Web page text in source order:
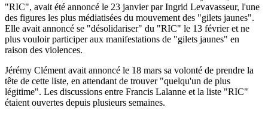
"RIC", avait été annoncé le 23 janvier par Ingrid Levavasseur, l'une
des figures les plus médiatisées du mouvement des "gilets jaunes".
Elle avait annoncé se "désolidariser" du "RIC" le 13 février et ne
plus vouloir participer aux manifestations de "gilets jaunes" en
raison des violences.
Jérémy Clément avait annoncé le 18 mars sa volonté de prendre la
tête de cette liste, en attendant de trouver "quelqu'un de plus
légitime". Les discussions entre Francis Lalanne et la liste "RIC"
étaient ouvertes depuis plusieurs semaines.